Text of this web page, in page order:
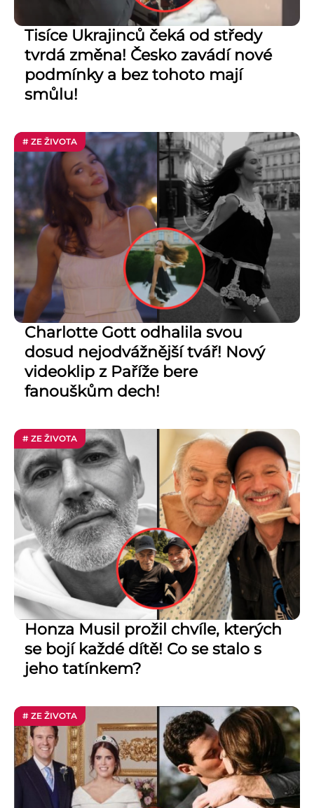
Tisíce Ukrajinců čeká od středy
tvrdá změna! Česko zavádí nové
podmínky a bez tohoto mají
smůlu!
# ZE ŽIVOTA
Charlotte Gott odhalila svou
dosud nejodvážnější tvář! Nový
videoklip z Paříže bere
fanouškům dech!
# ZE ŽIVOTA
Honza Musil prožil chvíle, kterých
se bojí každé dítě! Co se stalo s
jeho tatínkem?
# ZE ŽIVOTA